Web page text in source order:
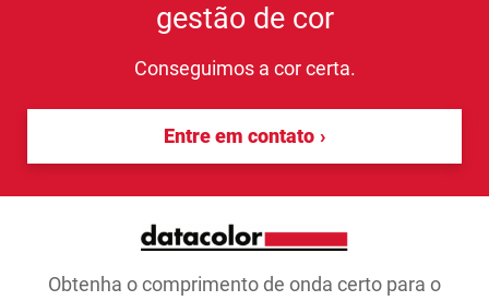
gestão de cor
Conseguimos a cor certa.
Entre em contato
Obtenha o comprimento de onda certo para o